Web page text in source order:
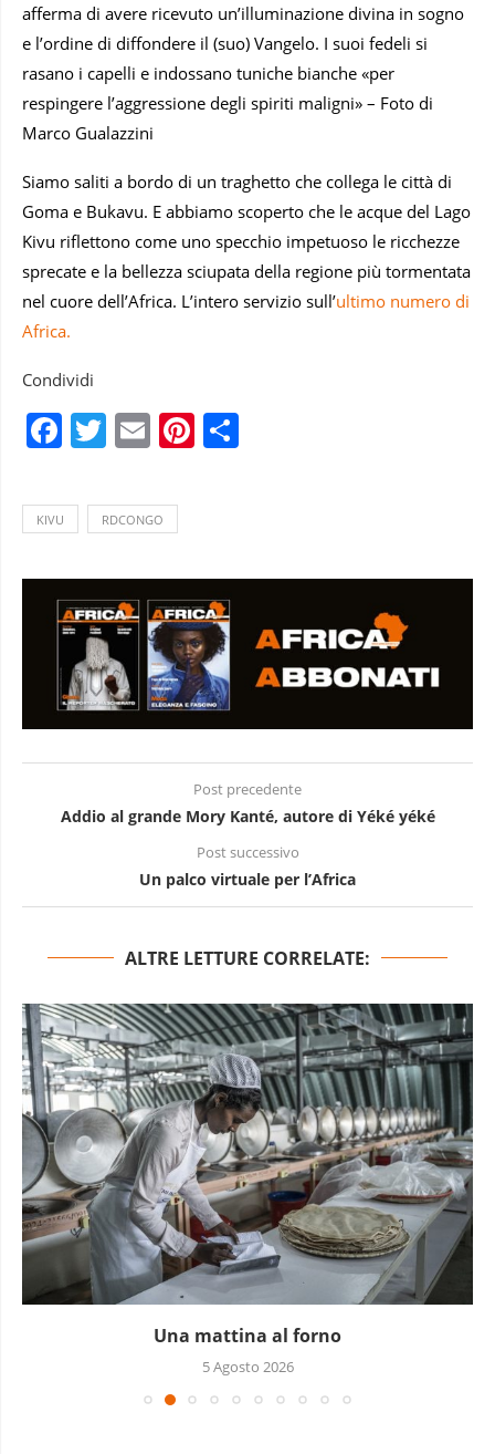
afferma di avere ricevuto un’illuminazione divina in sogno
e l’ordine di diffondere il (suo) Vangelo. I suoi fedeli si
rasano i capelli e indossano tuniche bianche «per
respingere l’aggressione degli spiriti maligni» – Foto di
Marco Gualazzini
Siamo saliti a bordo di un traghetto che collega le città di
Goma e Bukavu. E abbiamo scoperto che le acque del Lago
Kivu riflettono come uno specchio impetuoso le ricchezze
sprecate e la bellezza sciupata della regione più tormentata
nel cuore dell’Africa. L’intero servizio sull’ultimo numero di
Africa.
Condividi
Facebook
Twitter
EmailPinterest
KIVU RDCONGO
Post precedente
Addio al grande Mory Kanté, autore di Yéké yéké
Post successivo
Un palco virtuale per l’Africa
ALTRE LETTURE CORRELATE:
Piccoli grandi sequestri
4 Agosto 2026